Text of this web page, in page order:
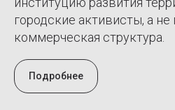
городские активисты, а не
коммерческая структура.
Подробнее